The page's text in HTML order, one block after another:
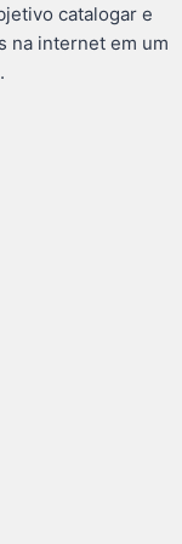
catalogar e
na internet em um